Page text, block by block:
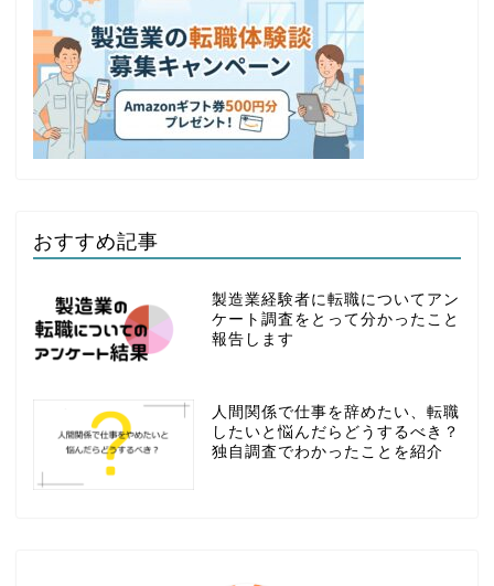
おすすめ記事
製造業経験者に転職についてアン
ケート調査をとって分かったこと
報告します
人間関係で仕事を辞めたい、転職
したいと悩んだらどうするべき？
独自調査でわかったことを紹介